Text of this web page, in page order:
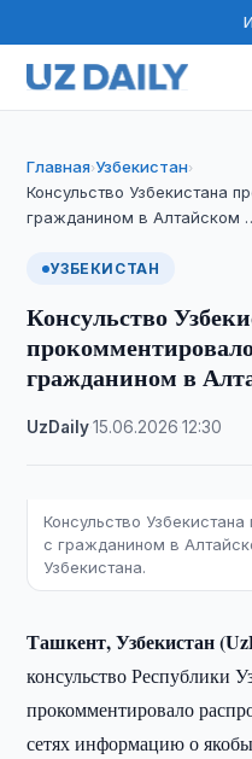
Главная›Узбекистан›
Консульство Узбекистана
гражданином в Алтайском
УЗБЕКИСТАН
Консульство
гражданином в
UzDaily·15.06.2026 ·12:30
Консульство
с гражданином в
Узбекистана.
Ташкент, Узбекистан
консульство Республики
прокомментировало
сетях информацию о